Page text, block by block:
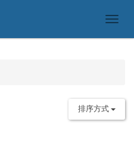
排序方式